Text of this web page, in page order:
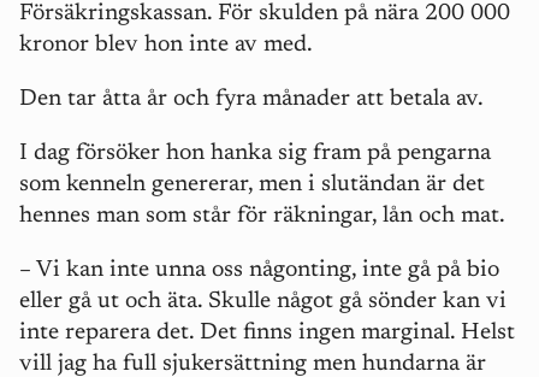
Försäkringskassan. För skulden på nära 200 000
kronor blev hon inte av med.
Den tar åtta år och fyra månader att betala av.
I dag försöker hon hanka sig fram på pengarna
som kenneln genererar, men i slutändan är det
hennes man som står för räkningar, lån och mat.
– Vi kan inte unna oss någonting, inte gå på bio
eller gå ut och äta. Skulle något gå sönder kan vi
inte reparera det. Det finns ingen marginal. Helst
vill jag ha full sjukersättning men hundarna är